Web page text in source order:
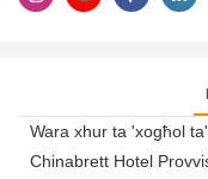
Wara xhur ta 'xogħol
Chinabrett Hotel